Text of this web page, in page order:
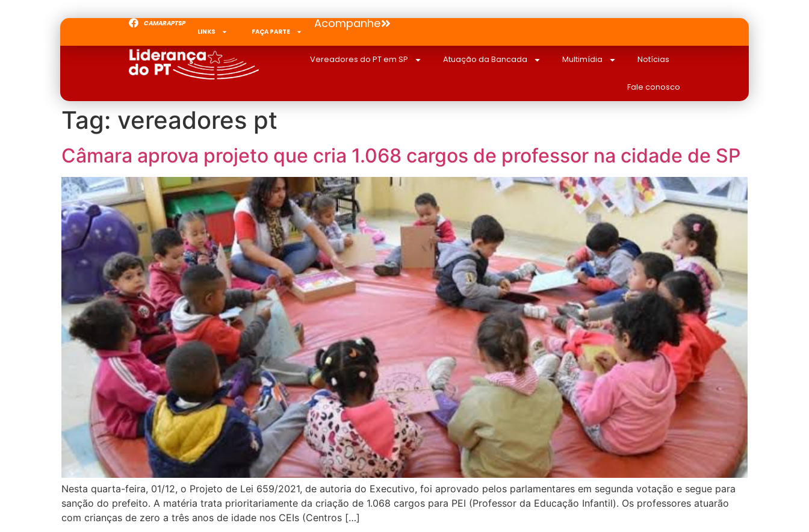
CAMARAPTSP
LINKS
FAÇA PARTE
Acompanhe
Vereadores do PT em SP Atuação da Bancada Multimídia Notícias
Fale conosco
Tag: vereadores pt
Câmara aprova projeto que cria 1.068 cargos de professor na cidade de SP
Nesta quarta-feira, 01/12, o Projeto de Lei 659/2021, de autoria do Executivo, foi aprovado pelos parlamentares em segunda votação e segue para
sanção do prefeito. A matéria trata prioritariamente da criação de 1.068 cargos para PEI (Professor da Educação Infantil). Os professores atuarão
com crianças de zero a três anos de idade nos CEIs (Centros […]